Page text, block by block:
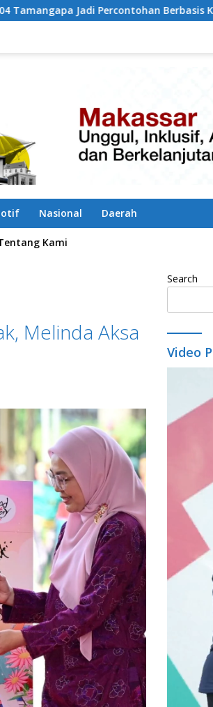
Berbasis Kolaborasi Warga
Nasional Daerah
Kami
Melinda Aksa
Search
Video